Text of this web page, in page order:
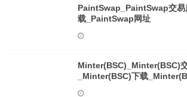
PaintSwap_PaintSwap交
载_PaintSwap网址
Minter(BSC)_Minter(BSC)
_Minter(BSC)下载